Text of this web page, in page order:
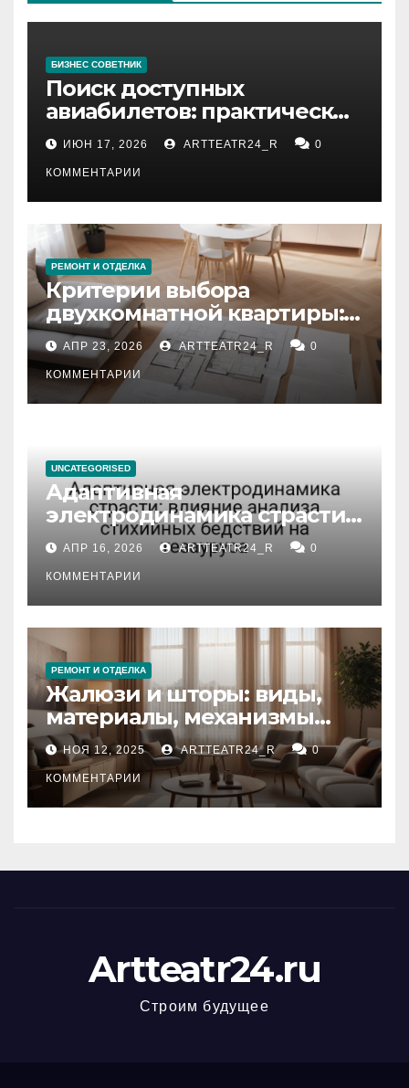
БИЗНЕС СОВЕТНИК
Поиск доступных
авиабилетов: практические
рекомендации
ИЮН 17, 2026 ARTTEATR24_R 0
КОММЕНТАРИИ
РЕМОНТ И ОТДЕЛКА
Критерии выбора
двухкомнатной квартиры:
планировка, площадь,
состояние и документация
АПР 23, 2026 ARTTEATR24_R 0
КОММЕНТАРИИ
UNCATEGORISED
Адаптивная
электродинамика страсти:
влияние анализа
стихийных бедствий на
тезауруса
АПР 16, 2026 ARTTEATR24_R 0
КОММЕНТАРИИ
РЕМОНТ И ОТДЕЛКА
Жалюзи и шторы: виды,
материалы, механизмы
управления и уход
НОЯ 12, 2025 ARTTEATR24_R 0
КОММЕНТАРИИ
Artteatr24.ru
Строим будущее